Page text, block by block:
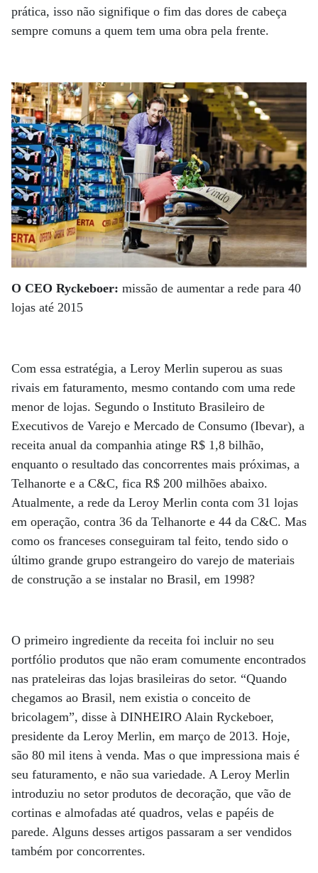
prática, isso não signifique o fim das dores de cabeça
sempre comuns a quem tem uma obra pela frente.
O CEO Ryckeboer: missão de aumentar a rede para 40
lojas até 2015
Com essa estratégia, a Leroy Merlin superou as suas
rivais em faturamento, mesmo contando com uma rede
menor de lojas. Segundo o Instituto Brasileiro de
Executivos de Varejo e Mercado de Consumo (Ibevar), a
receita anual da companhia atinge R$ 1,8 bilhão,
enquanto o resultado das concorrentes mais próximas, a
Telhanorte e a C&C, fica R$ 200 milhões abaixo.
Atualmente, a rede da Leroy Merlin conta com 31 lojas
em operação, contra 36 da Telhanorte e 44 da C&C. Mas
como os franceses conseguiram tal feito, tendo sido o
último grande grupo estrangeiro do varejo de materiais
de construção a se instalar no Brasil, em 1998?
O primeiro ingrediente da receita foi incluir no seu
portfólio produtos que não eram comumente encontrados
nas prateleiras das lojas brasileiras do setor. “Quando
chegamos ao Brasil, nem existia o conceito de
bricolagem”, disse à DINHEIRO Alain Ryckeboer,
presidente da Leroy Merlin, em março de 2013. Hoje,
são 80 mil itens à venda. Mas o que impressiona mais é
seu faturamento, e não sua variedade. A Leroy Merlin
introduziu no setor produtos de decoração, que vão de
cortinas e almofadas até quadros, velas e papéis de
parede. Alguns desses artigos passaram a ser vendidos
também por concorrentes.